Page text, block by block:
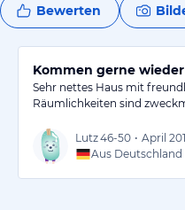
Bewerten
Kommen gerne wieder
Sehr nettes Haus mit
Räumlichkeiten sind
Lutz46-50 • April
Aus Deutschland